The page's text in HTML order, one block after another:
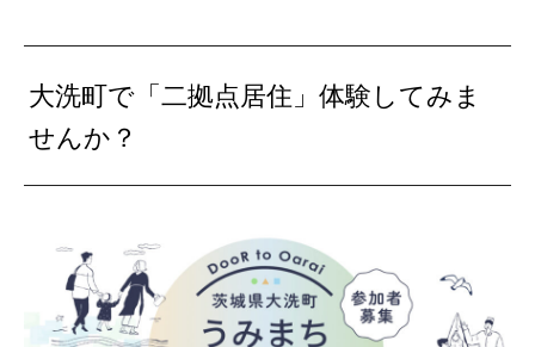
大洗町で「二拠点居住」体験してみま
せんか？